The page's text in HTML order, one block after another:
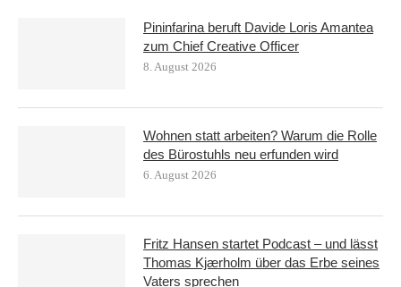
Pininfarina beruft Davide Loris Amantea
zum Chief Creative Officer
8. August 2026
Wohnen statt arbeiten? Warum die Rolle
des Bürostuhls neu erfunden wird
6. August 2026
Fritz Hansen startet Podcast – und lässt
Thomas Kjærholm über das Erbe seines
Vaters sprechen